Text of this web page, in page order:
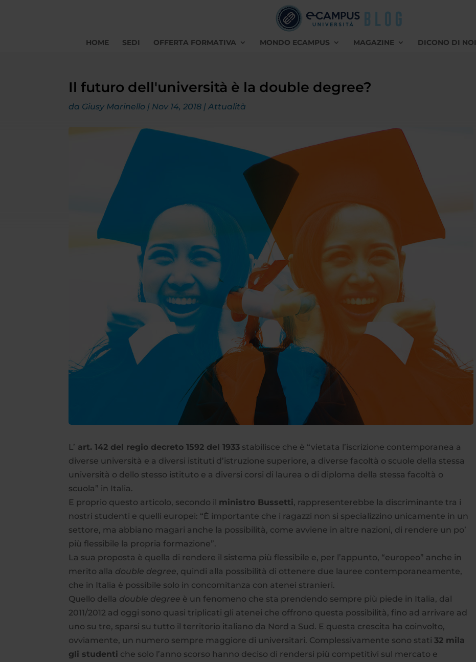
HOME SEDI OFFERTA FORMATIVA MONDO ECAMPUS MAGAZINE DICONO DI NOI
Il futuro dell'università è la double degree?
da Giusy Marinello | Nov 14, 2018 |Attualità
L’ art. 142 del regio decreto 1592 del 1933 stabilisce che è “vietata l’iscrizione contemporanea a
diverse università e a diversi istituti d’istruzione superiore, a diverse facoltà o scuole della stessa
università o dello stesso istituto e a diversi corsi di laurea o di diploma della stessa facoltà o
scuola” in Italia.
E proprio questo articolo, secondo il ministro Bussetti, rappresenterebbe la discriminante tra i
nostri studenti e quelli europei: “È importante che i ragazzi non si specializzino unicamente in un
settore, ma abbiano magari anche la possibilità, come avviene in altre nazioni, di rendere un po’
più flessibile la propria formazione”.
La sua proposta è quella di rendere il sistema più flessibile e, per l’appunto, “europeo” anche in
merito alla double degree, quindi alla possibilità di ottenere due lauree contemporaneamente,
che in Italia è possibile solo in concomitanza con atenei stranieri.
Quello della double degree è un fenomeno che sta prendendo sempre più piede in Italia, dal
2011/2012 ad oggi sono quasi triplicati gli atenei che offrono questa possibilità, fino ad arrivare ad
uno su tre, sparsi su tutto il territorio italiano da Nord a Sud. E questa crescita ha coinvolto,
ovviamente, un numero sempre maggiore di universitari. Complessivamente sono stati32 mila
gli studenti che solo l’anno scorso hanno deciso di rendersi più competitivi sul mercato e